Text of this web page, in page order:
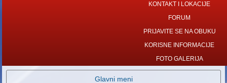
KONTAKT I LOKACIJE
FORUM
PRIJAVITE SE NA OBUKU
KORISNE INFORMACIJE
FOTO GALERIJA
Glavni meni